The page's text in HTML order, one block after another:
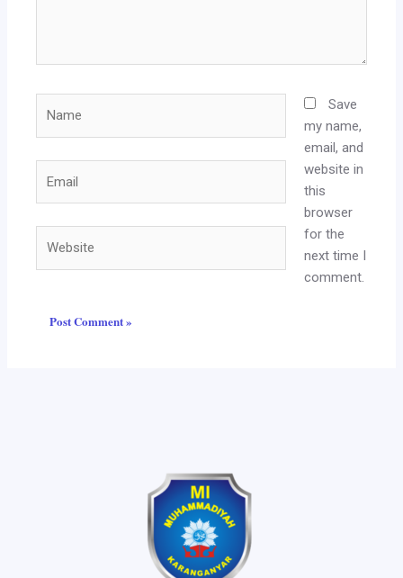
Save
my name,
email, and
website in
this
browser
for the
next time I
comment.